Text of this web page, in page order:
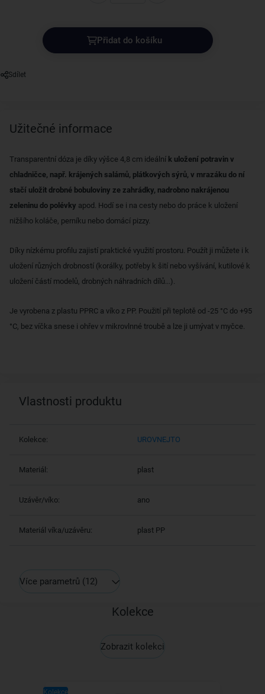
Přidat do košíku
Sdílet
Užitečné informace
Transparentní dóza je díky výšce 4,8 cm ideální k uložení potravin v
chladničce, např. krájených salámů, plátkových sýrů, v mrazáku do ní
stačí uložit drobné bobuloviny ze zahrádky, nadrobno nakrájenou
zeleninu do polévky apod. Hodí se i na cesty nebo do práce k uložení
nižšího koláče, perníku nebo domácí pizzy.
Díky nízkému profilu zajistí praktické využití prostoru. Použít ji můžete i k
uložení různých drobností (korálky, potřeby k šití nebo vyšívání, kutilové k
uložení částí modelů, drobných náhradních dílů...).
Je vyrobena z plastu PPRC a víko z PP. Použití při teplotě od -25 °C do +95
°C, bez víčka snese i ohřev v mikrovlnné troubě a lze ji umývat v myčce.
Vlastnosti produktu
Kolekce: UROVNEJTO
Materiál: plast
Uzávěr/víko: ano
Materiál víka/uzávěru: plast PP
Více parametrů (12)
Kolekce
Zobrazit kolekci
Kolekce